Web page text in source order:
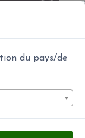
du pays/de